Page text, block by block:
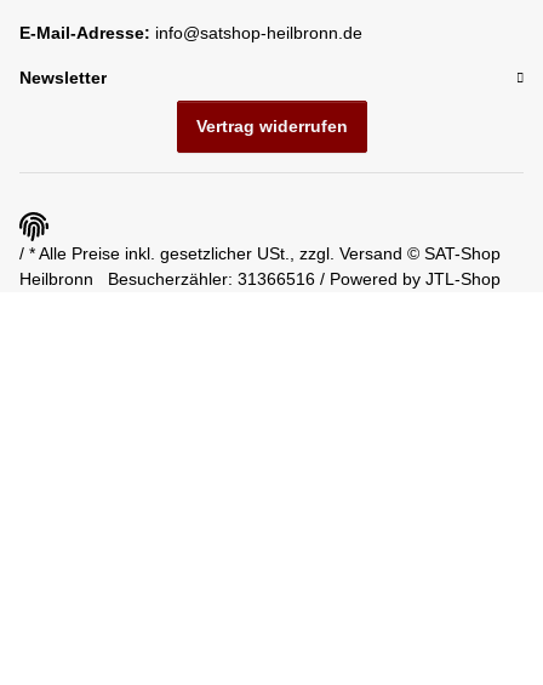
E-Mail-Adresse: info@satshop-heilbronn.de
Newsletter
Vertrag widerrufen
/ * Alle Preise inkl. gesetzlicher USt., zzgl. Versand © SAT-Shop
Heilbronn
Besucherzähler: 31366516 / Powered by JTL-Shop